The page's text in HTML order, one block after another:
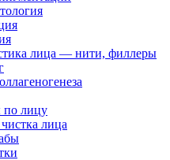
лица — нити, филлеры
по лицу
чистка лица